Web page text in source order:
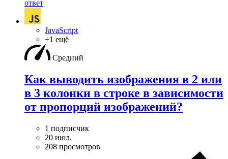
ответ
JavaScript
+1 ещё
Средний
Как выводить изображения в 2 или
в 3 колонки в строке в зависимости
от пропорций изображений?
1 подписчик
20 июл.
208 просмотров